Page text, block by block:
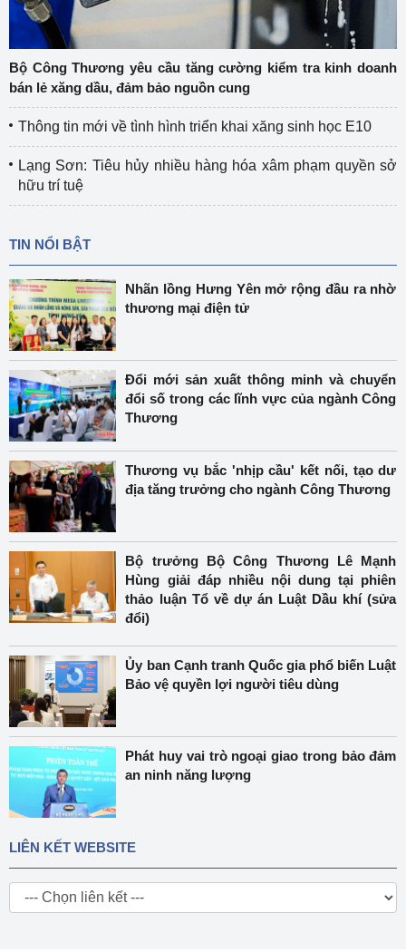
Bộ Công Thương yêu cầu tăng cường kiểm tra kinh doanh
bán lẻ xăng dầu, đảm bảo nguồn cung
Thông tin mới về tình hình triển khai xăng sinh học E10
Lạng Sơn: Tiêu hủy nhiều hàng hóa xâm phạm quyền sở
hữu trí tuệ
TIN NỔI BẬT
Nhãn lồng Hưng Yên mở rộng đầu ra nhờ
thương mại điện tử
Đổi mới sản xuất thông minh và chuyển
đổi số trong các lĩnh vực của ngành Công
Thương
Thương vụ bắc 'nhịp cầu' kết nối, tạo dư
địa tăng trưởng cho ngành Công Thương
Bộ trưởng Bộ Công Thương Lê Mạnh
Hùng giải đáp nhiều nội dung tại phiên
thảo luận Tổ về dự án Luật Dầu khí (sửa
đổi)
Ủy ban Cạnh tranh Quốc gia phổ biến Luật
Bảo vệ quyền lợi người tiêu dùng
Phát huy vai trò ngoại giao trong bảo đảm
an ninh năng lượng
LIÊN KẾT WEBSITE